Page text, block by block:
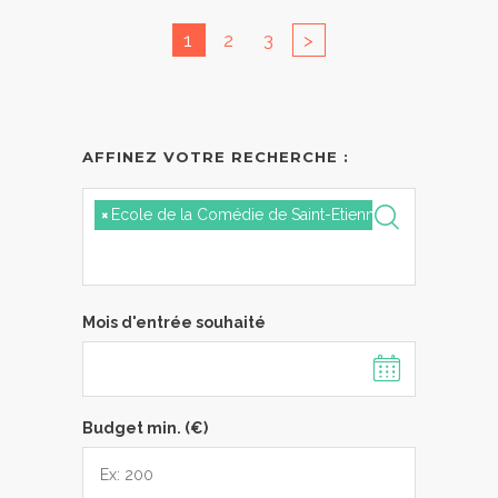
1 2 3 >
AFFINEZ VOTRE RECHERCHE :
× Ecole de la Comédie de Saint-Etienne
Mois d'entrée souhaité
Budget min. (€)